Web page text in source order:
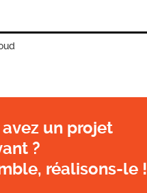
avez un projet
?
réalisons-le !